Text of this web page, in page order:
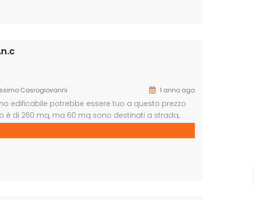
Casrogiovanni 1 anno ago
edificabile potrebbe essere tuo a questo prezzo
è di 260 mq, ma 60 mq sono destinati a strada,
la casa. Possibilità di costruire o una villetta a